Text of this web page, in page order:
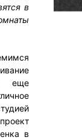
в
еще
в